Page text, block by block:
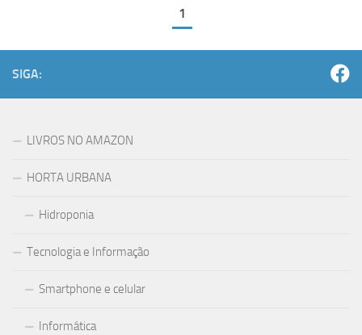
1
SIGA:
LIVROS NO AMAZON
HORTA URBANA
Hidroponia
Tecnologia e Informação
Smartphone e celular
Informática